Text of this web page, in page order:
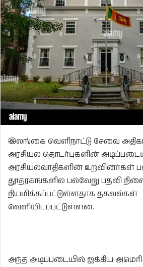
இலங்கை வெளிநாட்டு சேவை
அரசியல் தொடர்புகளின்
அரசியல்வாதிகளின் உறவினர்கள்
தூதரகங்களில் பல்வேறு பதவி
நியமிக்கப்பட்டுள்ளதாக தகவல்கள்
வெளியிடப்பட்டுள்ளன.
அந்த அடிப்படையில் ஐக்கிய